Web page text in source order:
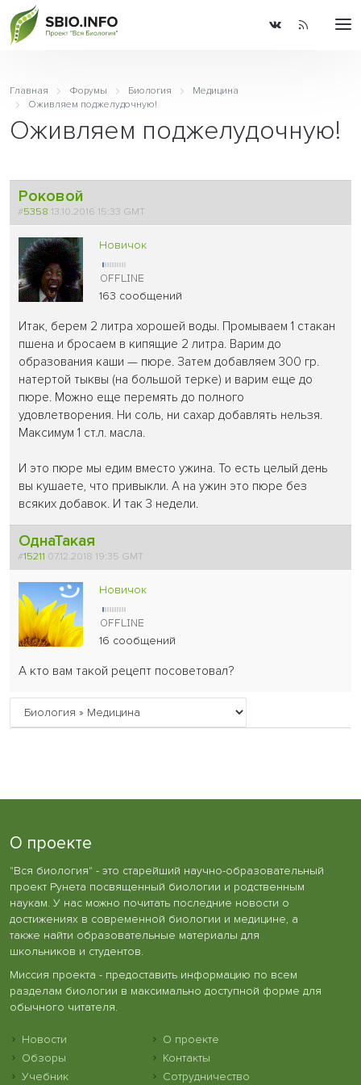
Главная Форумы Биология
Медицина
Оживляем поджелудочную!
Оживляем поджелудочную!
Роковой
#5358 13.10.2016 15:33 GMT
Новичок
163 сообщений
Итак, берем 2 литра хорошей воды. Промываем 1 стакан
пшена и бросаем в кипящие 2 литра. Варим до
образования каши — пюре. Затем добавляем 300 гр.
натертой тыквы (на большой терке) и варим еще до
пюре. Можно еще перемять до полного
удовлетворения. Ни соль, ни сахар добавлять нельзя.
Максимум 1 ст.л. масла.
И это пюре мы едим вместо ужина. То есть целый день
вы кушаете, что привыкли. А на ужин это пюре без
всяких добавок. И так 3 недели.
ОднаТакая
#15211 07.12.2018 19:35 GMT
Новичок
16 сообщений
А кто вам такой рецепт посоветовал?
О проекте
"Вся биология" - это старейший научно-образовательный
проект Рунета посвященный биологии и родственным
наукам. У нас можно почитать последние новости о
достижениях в современной биологии и медицине, а
также найти образовательные материалы для
школьников и студентов.
Миссия проекта - предоставить информацию по всем
разделам биологии в максимально доступной форме для
обычного читателя.
Новости
Обзоры
Учебник
О проекте
Контакты
Сотрудничество